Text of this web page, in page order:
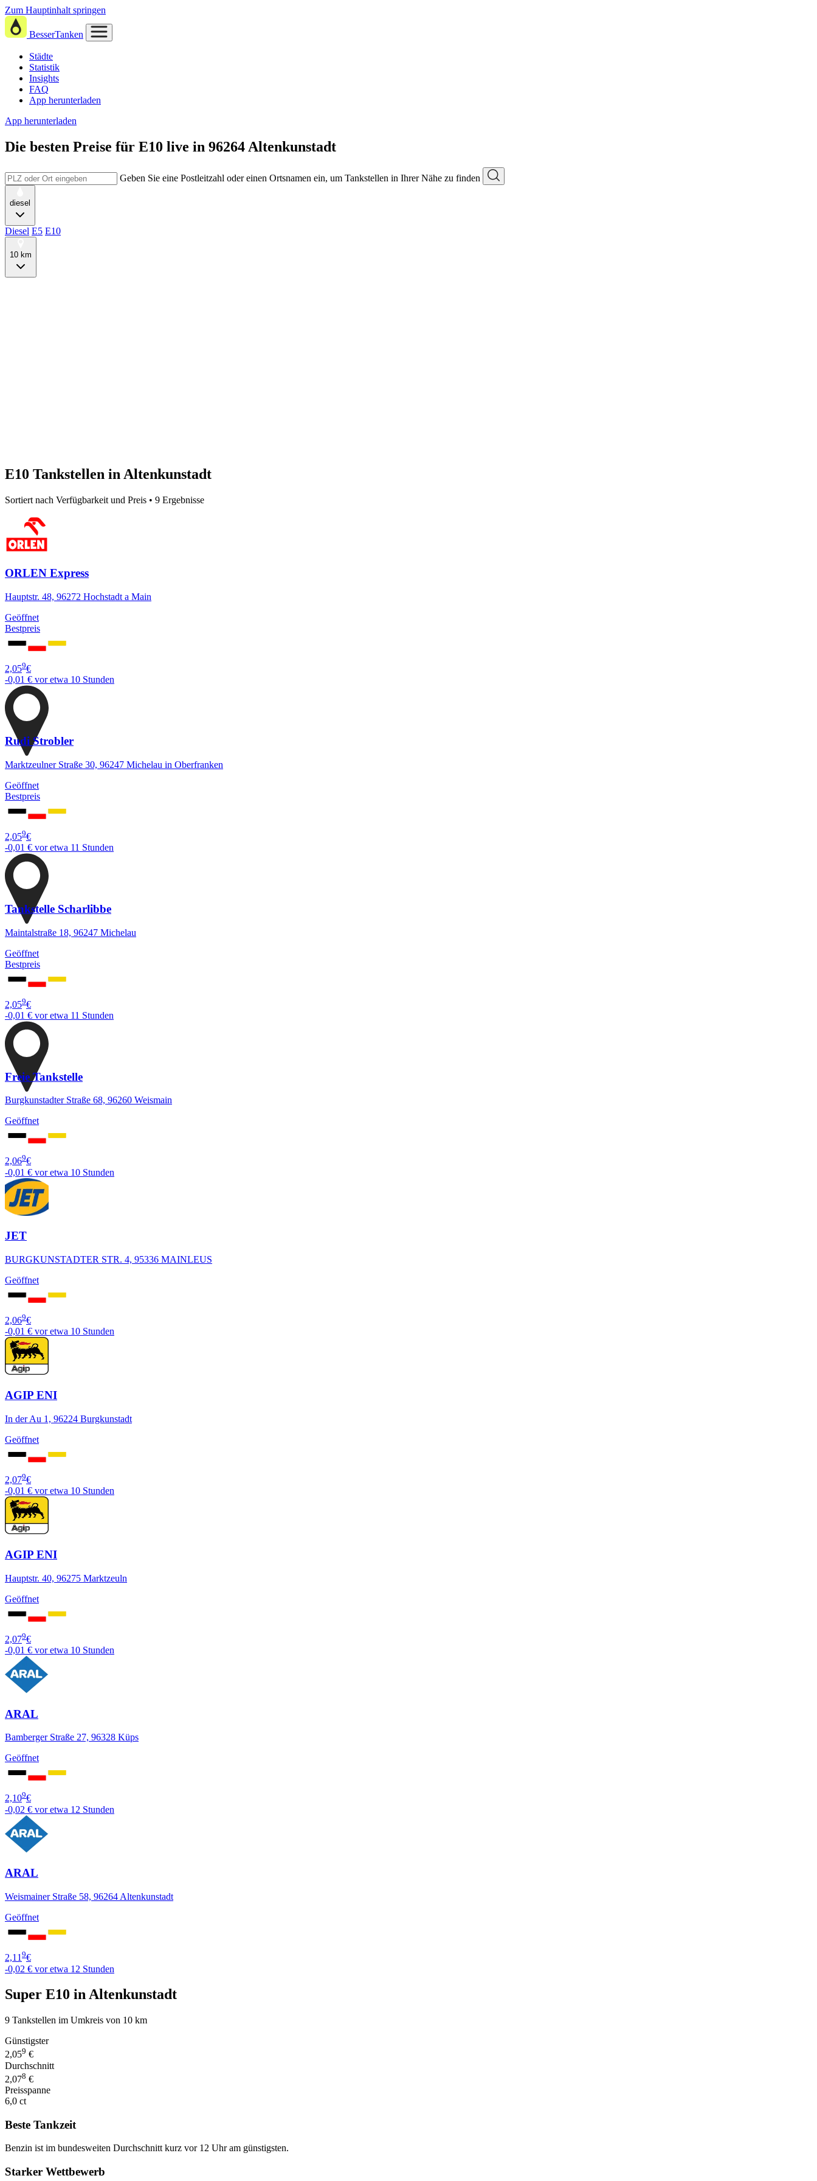
Zum Hauptinhalt springen
BesserTanken
Städte
Statistik
Insights
FAQ
App herunterladen
App herunterladen
Die besten Preise für E10 live in 96264 Altenkunstadt
Geben Sie eine Postleitzahl oder einen Ortsnamen ein, um Tankstellen in Ihrer Nähe zu finden
diesel
Diesel E5 E10
10 km
E10 Tankstellen in Altenkunstadt
Sortiert nach Verfügbarkeit und Preis • 9 Ergebnisse
ORLEN Express
Hauptstr. 48, 96272 Hochstadt a Main
Geöffnet
Bestpreis
2,059€
-0,01 € vor etwa 10 Stunden
Rudi Strobler
Marktzeulner Straße 30, 96247 Michelau in Oberfranken
Geöffnet
Bestpreis
2,059€
-0,01 € vor etwa 11 Stunden
Tankstelle Scharlibbe
Maintalstraße 18, 96247 Michelau
Geöffnet
Bestpreis
2,059€
-0,01 € vor etwa 11 Stunden
Freie Tankstelle
Burgkunstadter Straße 68, 96260 Weismain
Geöffnet
2,069€
-0,01 € vor etwa 10 Stunden
JET
BURGKUNSTADTER STR. 4, 95336 MAINLEUS
Geöffnet
2,069€
-0,01 € vor etwa 10 Stunden
AGIP ENI
In der Au 1, 96224 Burgkunstadt
Geöffnet
2,079€
-0,01 € vor etwa 10 Stunden
AGIP ENI
Hauptstr. 40, 96275 Marktzeuln
Geöffnet
2,079€
-0,01 € vor etwa 10 Stunden
ARAL
Bamberger Straße 27, 96328 Küps
Geöffnet
2,109€
-0,02 € vor etwa 12 Stunden
ARAL
Weismainer Straße 58, 96264 Altenkunstadt
Geöffnet
2,119€
-0,02 € vor etwa 12 Stunden
Super E10 in Altenkunstadt
9 Tankstellen im Umkreis von 10 km
Günstigster
2,059 €
Durchschnitt
2,078 €
Preisspanne
6,0 ct
Beste Tankzeit
Benzin ist im bundesweiten Durchschnitt kurz vor 12 Uhr am günstigsten.
Starker Wettbewerb